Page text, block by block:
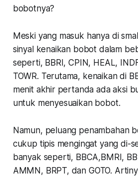
bobotnya?
Meski yang masuk hanya di
sinyal kenaikan bobot dalam
seperti, BBRI, CPIN, HEAL,
TOWR. Terutama, kenaikan di
menit akhir pertanda ada aksi
untuk menyesuaikan bobot.
Namun, peluang penambahan
cukup tipis mengingat yang di-
banyak seperti, BBCA,BMRI,
AMMN, BRPT, dan GOTO.